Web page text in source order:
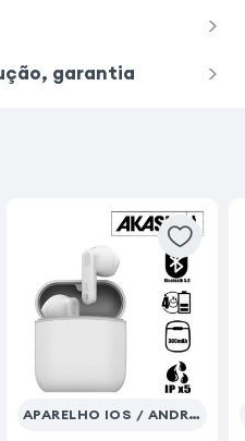
garantia
APARELHO IOS / ANDROID